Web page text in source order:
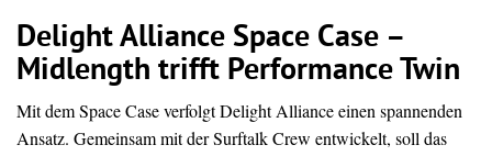
Delight Alliance Space Case –
Midlength trifft Performance Twin
Mit dem Space Case verfolgt Delight Alliance einen spannenden
Ansatz. Gemeinsam mit der Surftalk Crew entwickelt, soll das